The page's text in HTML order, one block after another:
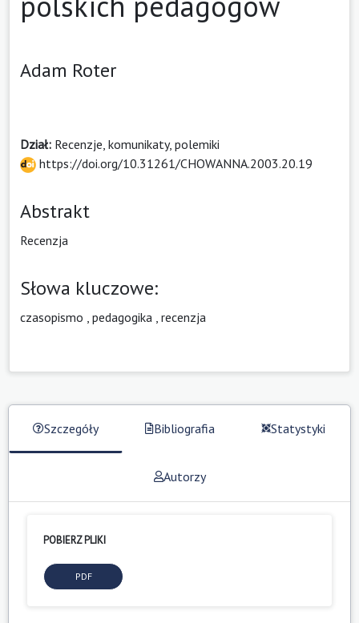
Adam Roter
Dział: Recenzje, komunikaty, polemiki
https://doi.org/10.31261/CHOWANNA.2003.20.19
Abstrakt
Recenzja
Słowa kluczowe:
czasopismo pedagogika recenzja
Szczegóły Bibliografia Statystyki
Autorzy
POBIERZ PLIKI
PDF